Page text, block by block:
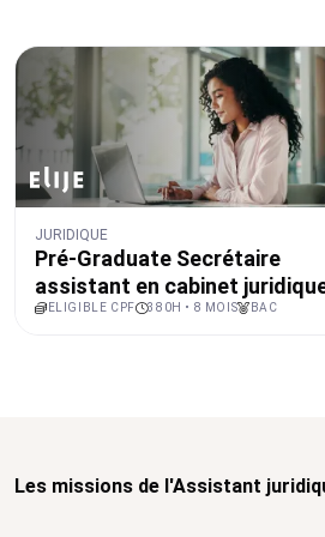
JURIDIQUE
Pré-Graduate Secrétaire
assistant en cabinet
ELIGIBLE CPF 380H • 8 MOIS BAC
Les missions de l'Assistant